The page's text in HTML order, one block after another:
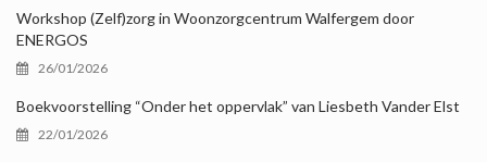
Workshop (Zelf)zorg in Woonzorgcentrum Walfergem door
ENERGOS
26/01/2026
Boekvoorstelling “Onder het oppervlak” van Liesbeth Vander Elst
22/01/2026